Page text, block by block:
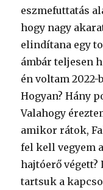
eszmefuttatás
hogy nagy
elindítana egy
ámbár teljesen
én voltam 2022-
Hogyan? Hány
Valahogy
amikor rátok,
fel kell vegyem
hajtóerő végett?
tartsuk a